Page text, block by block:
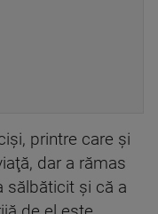
printre care şi
dar a rămas
sălbăticit şi că a